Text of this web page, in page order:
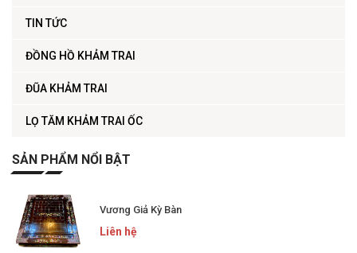
TIN TỨC
ĐỒNG HỒ KHẢM TRAI
ĐŨA KHẢM TRAI
LỌ TĂM KHẢM TRAI ỐC
SẢN PHẨM NỔI BẬT
Vương Giả Kỳ Bàn
Liên hệ